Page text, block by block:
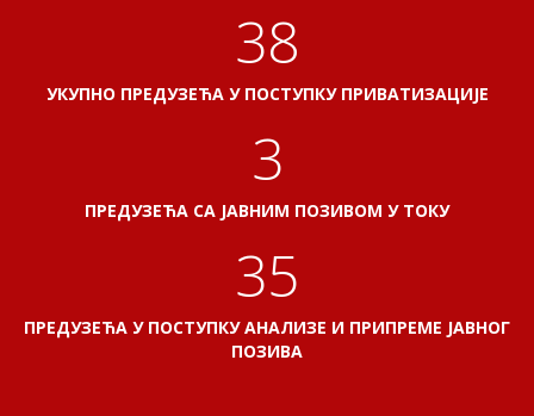
41
УКУПНО ПРЕДУЗЕЋА У ПОСТУПКУ ПРИВАТИЗАЦИЈЕ
3
ПРЕДУЗЕЋА СА ЈАВНИМ ПОЗИВОМ У ТОКУ
38
ПРЕДУЗЕЋА У ПОСТУПКУ АНАЛИЗЕ И ПРИПРЕМЕ ЈАВНОГ
ПОЗИВА